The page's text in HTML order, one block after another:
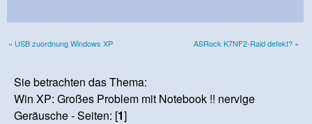
« USB zuordnung Windows XP ASRock K7NF2-Raid defekt? »
Sie betrachten das Thema:
Win XP: Großes Problem mit Notebook !! nervige
Geräusche - Seiten: [1]